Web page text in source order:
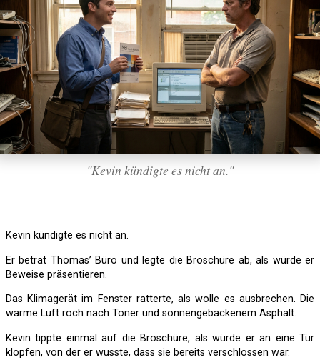
"Kevin kündigte es nicht an."
Kevin kündigte es nicht an.
Er betrat Thomas’ Büro und legte die Broschüre ab, als würde er
Beweise präsentieren.
Das Klimagerät im Fenster ratterte, als wolle es ausbrechen. Die
warme Luft roch nach Toner und sonnengebackenem Asphalt.
Kevin tippte einmal auf die Broschüre, als würde er an eine Tür
klopfen, von der er wusste, dass sie bereits verschlossen war.